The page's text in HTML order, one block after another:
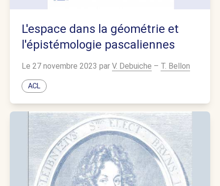
L'espace dans la géométrie et
l'épistémologie pascaliennes
Le 27 novembre 2023 par V. Debuiche – T. Bellon
ACL